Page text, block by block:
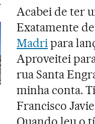
Acabei de ter
Exatamente
Madripara
Aproveitei
rua Santa
minha conta.
Francisco